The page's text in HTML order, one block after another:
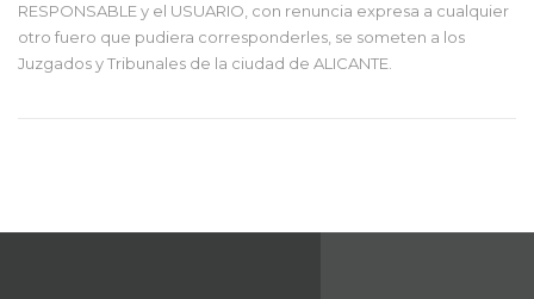
RESPONSABLE y el USUARIO, con renuncia expresa a cualquier
otro fuero que pudiera corresponderles, se someten a los
Juzgados y Tribunales de la ciudad de ALICANTE.